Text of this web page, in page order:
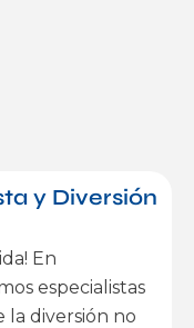
y Diversión
En
especialistas
la diversión no